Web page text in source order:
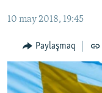
İNSAN AQLARI
VİDEO
SÜRET
10 may 2018, 19:45
Paylaşmaq